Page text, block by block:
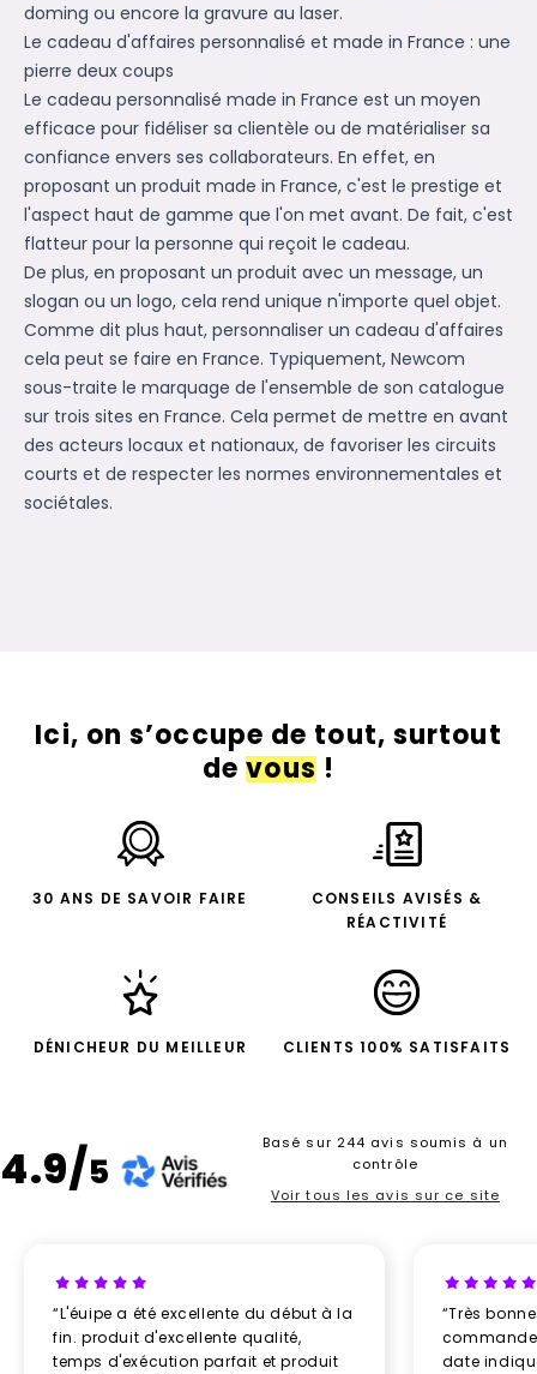
doming ou encore la gravure au laser.
Le cadeau d'affaires personnalisé et made in France : une
pierre deux coups
Le cadeau personnalisé made in France est un moyen
efficace pour fidéliser sa clientèle ou de matérialiser sa
confiance envers ses collaborateurs. En effet, en
proposant un produit made in France, c'est le prestige et
l'aspect haut de gamme que l'on met avant. De fait, c'est
flatteur pour la personne qui reçoit le cadeau.
De plus, en proposant un produit avec un message, un
slogan ou un logo, cela rend unique n'importe quel objet.
Comme dit plus haut, personnaliser un cadeau d'affaires
cela peut se faire en France. Typiquement, Newcom
sous-traite le marquage de l'ensemble de son catalogue
sur trois sites en France. Cela permet de mettre en avant
des acteurs locaux et nationaux, de favoriser les circuits
courts et de respecter les normes environnementales et
sociétales.
Ici, on s’occupe de tout, surtout
devous!
30 ANS DE SAVOIR FAIRE
CONSEILS AVISÉS &
RÉACTIVITÉ
DÉNICHEUR DU MEILLEUR CLIENTS 100% SATISFAITS
4.9/5
Basé sur 244 avis soumis à un
contrôle
Voir tous les avis sur ce site
“L'éuipe a été excellente du début à la
fin. produit d'excellente qualité,
temps d'exécution parfait et produit
“Très
date